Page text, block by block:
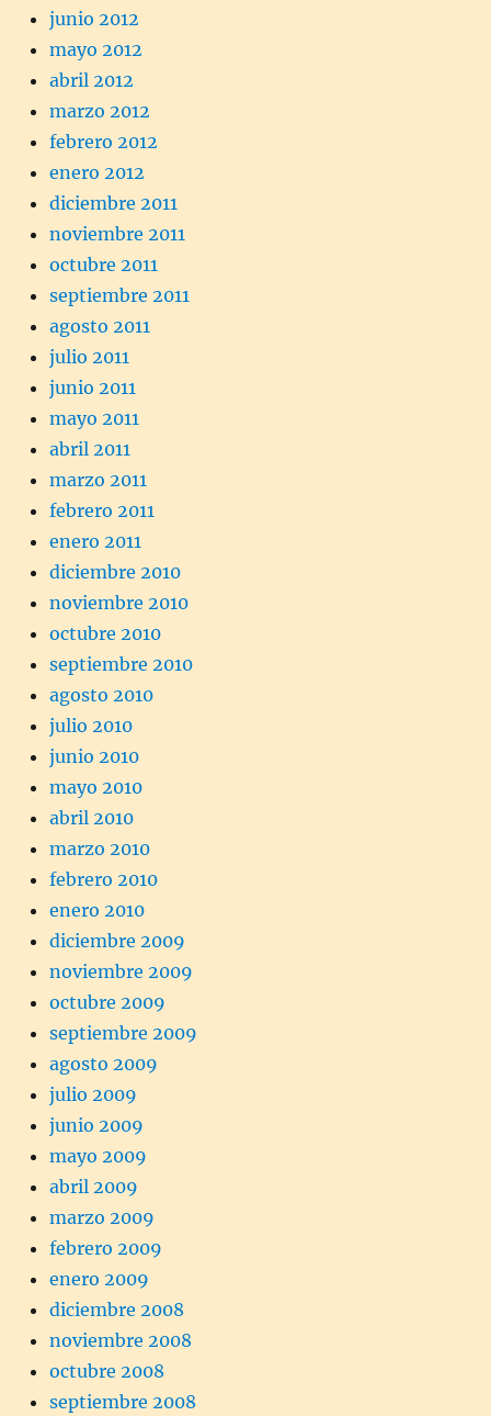
junio 2012
mayo 2012
abril 2012
marzo 2012
febrero 2012
enero 2012
diciembre 2011
noviembre 2011
octubre 2011
septiembre 2011
agosto 2011
julio 2011
junio 2011
mayo 2011
abril 2011
marzo 2011
febrero 2011
enero 2011
diciembre 2010
noviembre 2010
octubre 2010
septiembre 2010
agosto 2010
julio 2010
junio 2010
mayo 2010
abril 2010
marzo 2010
febrero 2010
enero 2010
diciembre 2009
noviembre 2009
octubre 2009
septiembre 2009
agosto 2009
julio 2009
junio 2009
mayo 2009
abril 2009
marzo 2009
febrero 2009
enero 2009
diciembre 2008
noviembre 2008
octubre 2008
septiembre 2008